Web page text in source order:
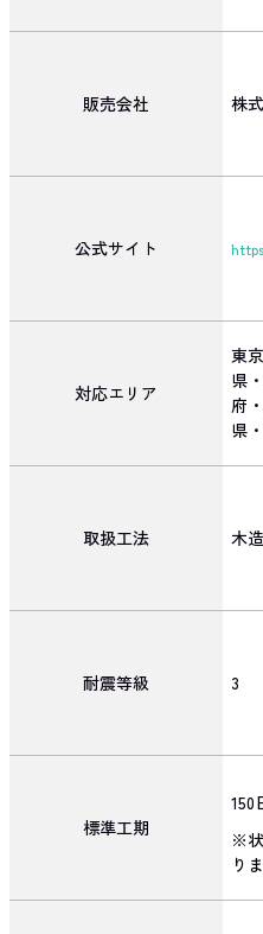
販売会社 株
公式サイト
対応エリア
東
県
府
県
取扱工法 木
耐震等級 3
標準工期
150
※
り